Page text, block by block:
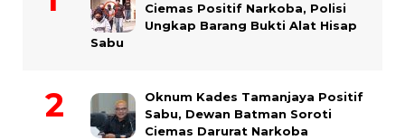
Ciemas Positif Narkoba, Polisi
Ungkap Barang Bukti Alat Hisap
Sabu
Oknum Kades Tamanjaya Positif
Sabu, Dewan Batman Soroti
Ciemas Darurat Narkoba